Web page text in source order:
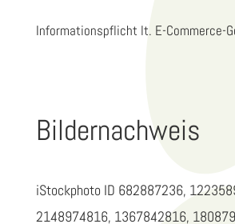
Informationspflicht lt. E-Commerce-
Bildernachweis
iStockphoto ID 682887236,
2148974816, 1367842816,